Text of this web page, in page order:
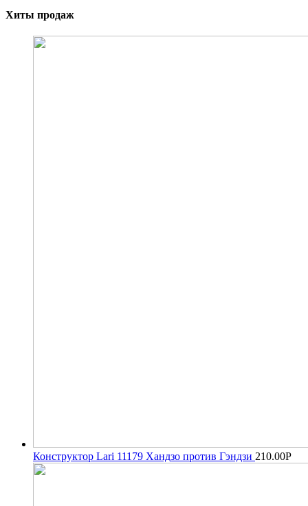
Хиты продаж
Конструктор Lari 11179 Хандзо против Гэндзи 210.00Р